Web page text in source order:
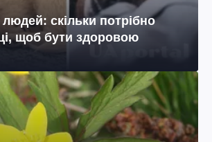
скільки потрібно
щоб бути здоровою